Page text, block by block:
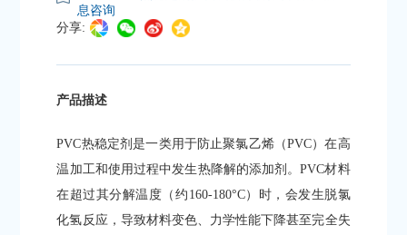
息咨询
分享:
产品描述
PVC热稳定剂是一类用于防止聚氯乙烯（PVC）在高
温加工和使用过程中发生热降解的添加剂。PVC材料
在超过其分解温度（约160-180°C）时，会发生脱氯
化氢反应，导致材料变色、力学性能下降甚至完全失